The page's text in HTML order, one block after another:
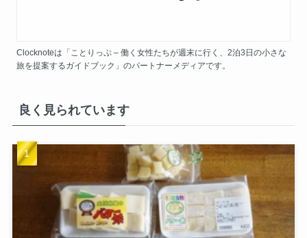
Clocknoteは「ことりっぷ – 働く女性たちが週末に行く、2泊3日の小さな
旅を提案するガイドブック」のパートナーメディアです。
良く見られています